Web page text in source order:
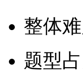
整体
题型